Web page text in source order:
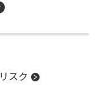
リスク